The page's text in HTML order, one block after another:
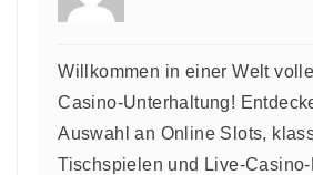
Willkommen in einer Welt
Casino-Unterhaltung!
Auswahl an Online Slots,
Tischspielen und Live-